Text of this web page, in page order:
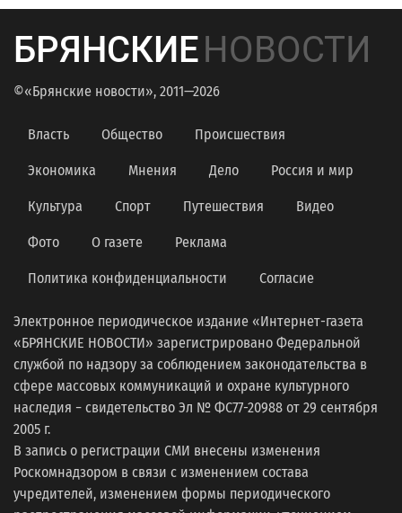
БРЯНСКИЕНОВОСТИ
©«Брянские новости», 2011—2026
Власть Общество Происшествия
Экономика Мнения Дело Россия и мир
Культура Спорт Путешествия Видео
Фото О газете Реклама
Политика конфиденциальности Согласие
Электронное периодическое издание «Интернет-газета
«БРЯНСКИЕ НОВОСТИ» зарегистрировано Федеральной
службой по надзору за соблюдением законодательства в
сфере массовых коммуникаций и охране культурного
наследия − свидетельство Эл № ФС77-20988 от 29 сентября
2005 г.
В запись о регистрации СМИ внесены изменения
Роскомнадзором в связи с изменением состава
учредителей, изменением формы периодического